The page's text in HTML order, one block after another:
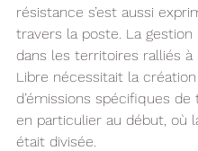
résistance s’est aussi
travers la poste. La gestion
dans les territoires ralliés à
Libre nécessitait la création
d’émissions spécifiques de
en particulier au début, où
était divisée.